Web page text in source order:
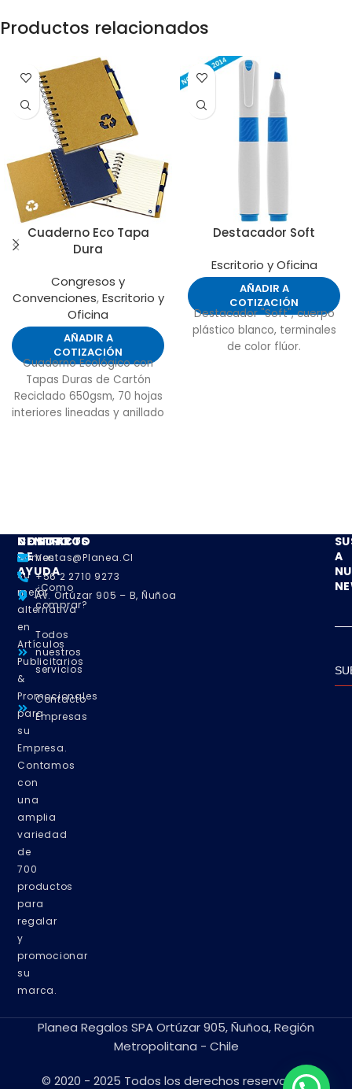
Productos relacionados
Cuaderno Eco Tapa
Dura
Congresos y
Convenciones,Escritorio y
Oficina
AÑADIR A
COTIZACIÓN
Cuaderno Ecológico con
Tapas Duras de Cartón
Reciclado 650gsm, 70 hojas
interiores lineadas y anillado
Destacador Soft
Escritorio y Oficina
AÑADIR A
COTIZACIÓN
Destacador "Soft", cuerpo
plástico blanco, terminales
de color flúor.
NOSOTROS
Somos
su
mejor
alternativa
en
Artículos
Publicitarios
&
Promocionales
para
su
Empresa.
Contamos
con
una
amplia
variedad
de
700
productos
para
regalar
y
promocionar
su
marca.
CENTRO
DE
AYUDA
¿Como
comprar?
Todos
nuestros
servicios
Contacto
Empresas
CONTACTO
Ventas@planea.cl
+56 2 2710 9273
Av. Ortúzar 905 – B, Ñuñoa
A
Planea Regalos SPA Ortúzar 905, Ñuñoa, Región
Metropolitana - Chile
© 2020 - 2025 Todos los derechos reservados.